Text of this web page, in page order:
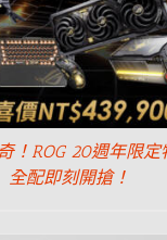
！ROG 20週年限
全配即刻開搶！